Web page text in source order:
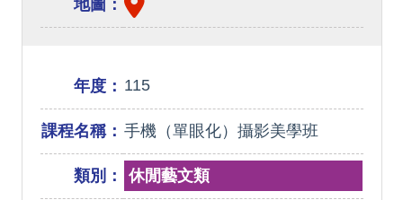
地圖：
年度： 115
課程名稱： 手機（單眼化）攝影美學班
類別： 休閒藝文類